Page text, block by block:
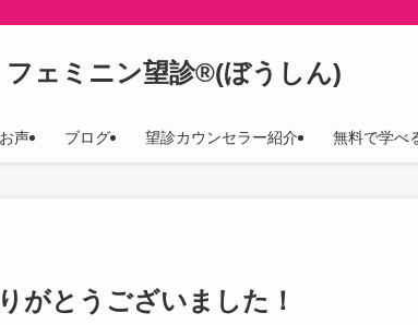
フェミニン望診®(ぼうしん)
声 ブログ 望診カウンセラー紹介 無料で学べ
がとうございました！